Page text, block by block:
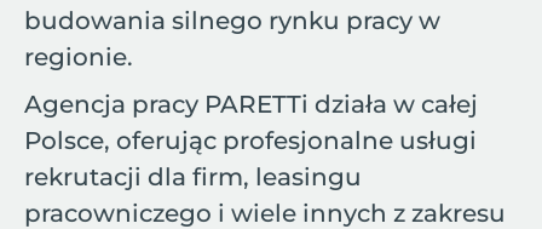
budowania silnego rynku pracy w
regionie.
Agencja pracy PARETTi działa w całej
Polsce, oferując profesjonalne usługi
rekrutacji dla firm, leasingu
pracowniczego i wiele innych z zakresu